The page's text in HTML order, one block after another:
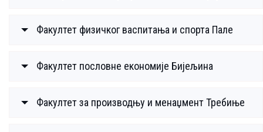
Факултет физичког васпитања и спорта Пале
Факултет пословне економије Бијељина
Факултет за производњу и менаџмент Требиње